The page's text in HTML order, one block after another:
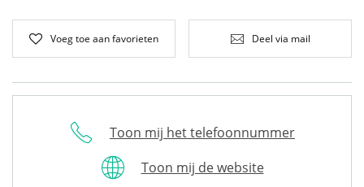
Voeg toe aan favorieten Deel via mail
Toon mij het telefoonnummer
Toon mij de website